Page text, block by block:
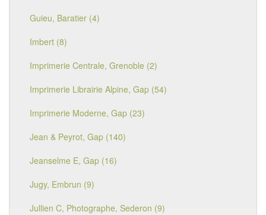
Guieu, Baratier (4)
Imbert (8)
Imprimerie Centrale, Grenoble (2)
Imprimerie Librairie Alpine, Gap (54)
Imprimerie Moderne, Gap (23)
Jean & Peyrot, Gap (140)
Jeanselme E, Gap (16)
Jugy, Embrun (9)
Jullien C, Photographe, Sederon (9)